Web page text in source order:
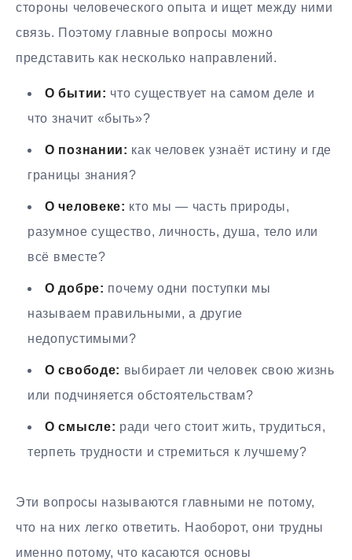
стороны человеческого опыта и ищет между ними
связь. Поэтому главные вопросы можно
представить как несколько направлений.
О бытии: что существует на самом деле и
что значит «быть»?
О познании: как человек узнаёт истину и где
границы знания?
О человеке: кто мы — часть природы,
разумное существо, личность, душа, тело или
всё вместе?
О добре: почему одни поступки мы
называем правильными, а другие
недопустимыми?
О свободе: выбирает ли человек свою жизнь
или подчиняется обстоятельствам?
О смысле: ради чего стоит жить, трудиться,
терпеть трудности и стремиться к лучшему?
Эти вопросы называются главными не потому,
что на них легко ответить. Наоборот, они трудны
именно потому, что касаются основы